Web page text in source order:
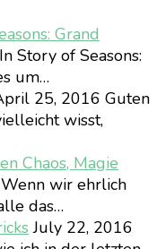
Grand
In Story of Seasons:
um…
25, 2016 Guten
wisst,
Chaos, Magie
Wenn wir ehrlich
das…
July 22, 2016